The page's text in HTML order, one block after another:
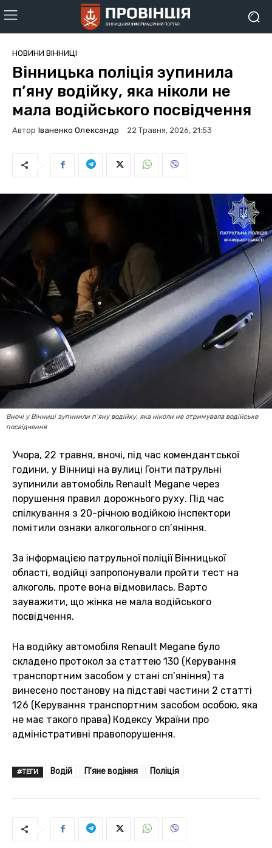
НОВИНИ ВІННИЦІ
Вінницька поліція зупинила
п’яну водійку, яка ніколи не
мала водійського посвідчення
Автор Іваненко Олександр 22 Травня, 2026, 21:53
Вночі у Вінниці зупинили п’яну водійку, яка ніколи не отримувала водійське
посвідчення
Учора, 22 травня, вночі, під час комендантської
години, у Вінниці на вулиці Гонти патрульні
зупинили автомобіль Renault Megane через
порушення правил дорожнього руху. Під час
спілкування з 20-річною водійкою інспектори
помітили ознаки алкогольного сп’яніння.
За інформацією патрульної поліції Вінницької
області, водійці запропонували пройти тест на
алкоголь, проте вона відмовилась. Варто
зауважити, що жінка не мала водійського
посвідчення.
На водійку автомобіля Renault Megane було
складено протокол за статтею 130 (Керування
транспортним засобом у стані сп’яніння) та
винесено постанову на підставі частини 2 статті
126 (Керування транспортним засобом особою, яка
не має такого права) Кодексу України про
адміністративні правопорушення.
#ТЕГИ Водій П’яне водіння Поліція